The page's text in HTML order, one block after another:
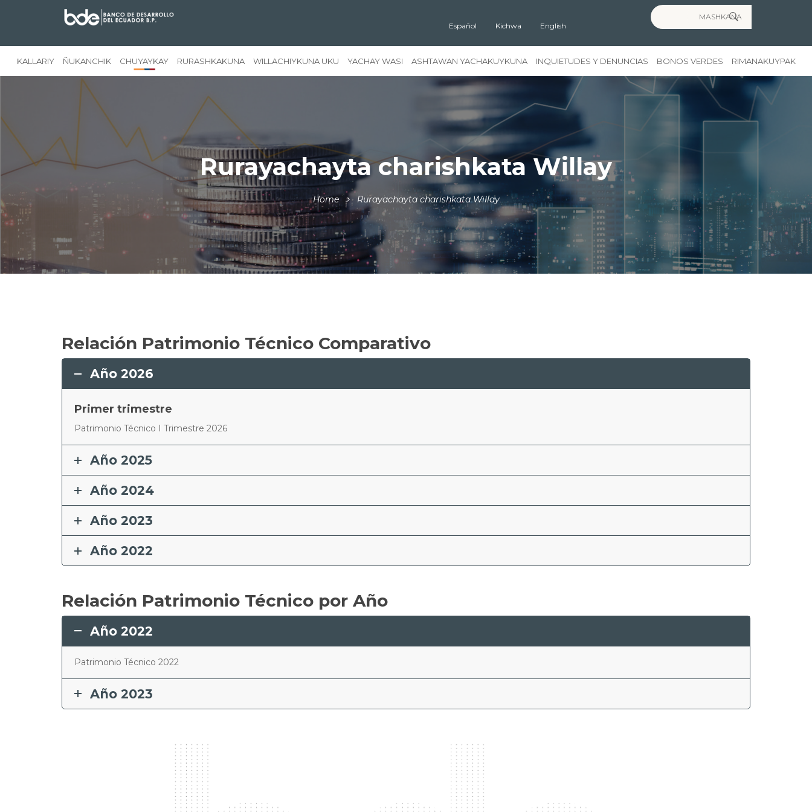
Search for:
Español
Kichwa English
KALLARIY ÑUKANCHIK CHUYAYKAY RURASHKAKUNA WILLACHIYKUNA UKU YACHAY WASI ASHTAWAN YACHAKUYKUNA INQUIETUDES Y DENUNCIAS BONOS VERDES RIMANAKUYPAK
Rurayachayta charishkata Willay
Home Rurayachayta charishkata Willay
Relación Patrimonio Técnico Comparativo
Año 2026
Primer trimestre
Patrimonio Técnico I Trimestre 2026
Año 2025
Año 2024
Año 2023
Año 2022
Relación Patrimonio Técnico por Año
Año 2022
Patrimonio Técnico 2022
Año 2023